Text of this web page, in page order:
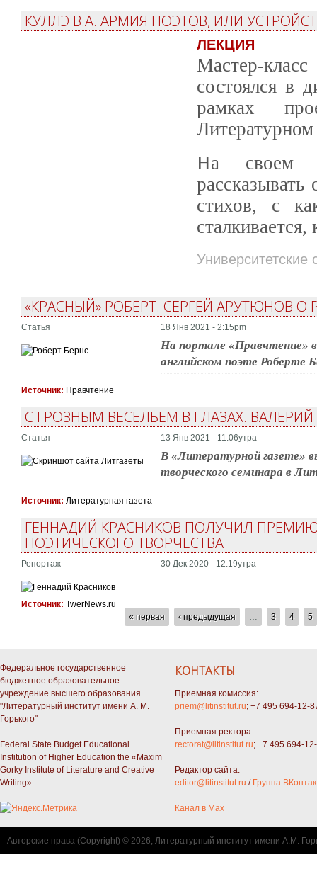
КУЛЛЭ В.А. АРМИЯ ПОЭТОВ, ИЛИ
ЛЕКЦИЯ
Мастер-
состоялся в
рамках
На своем
стихов, с
Университетские
«КРАСНЫЙ» РОБЕРТ. СЕРГЕЙ АРУТЮНОВ О
Статья 18 Янв 2021 - 2:15pm
На портале «Правчтение»
английском поэте Роберте
Источник: Правчтение
С ГРОЗНЫМ ВЕСЕЛЬЕМ В ГЛАЗАХ.
Статья 13 Янв 2021 - 11:06утра
В «Литературной газете»
творческого семинара в
Источник: Литературная газета
ГЕННАДИЙ КРАСНИКОВ ПОЛУЧИЛ
ПОЭТИЧЕСКОГО ТВОРЧЕСТВА
Репортаж 30 Дек 2020 - 12:19утра
Источник: TwerNews.ru
« первая ‹ предыдущая 3 4 5
Федеральное государственное
бюджетное образовательное
учреждение высшего образования
"Литературный институт имени А. М.
Горького"
Federal State Budget Educational
Institution of Higher Education the «Maxim
Gorky Institute of Literature and Creative
Writing»
КОНТАКТЫ
Приемная комиссия:
priem@litinstitut.ru; +7 495 694-12-
Приемная ректора:
rectorat@litinstitut.ru; +7 495 694-
Редактор сайта:
editor@litinstitut.ru / Группа
Канал в Max
Авторские права (Copyright) © 2026, Литературный институт имени А.М.